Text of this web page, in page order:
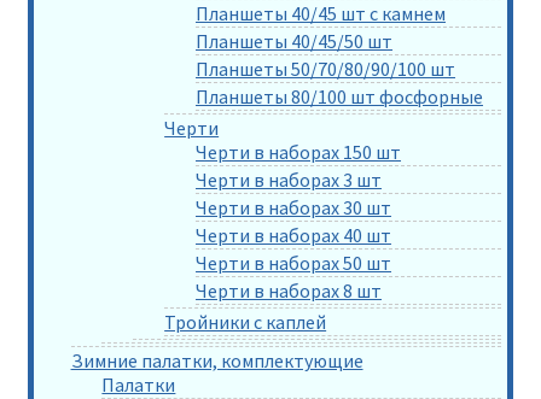
Планшеты 40/45 шт с камнем
Планшеты 40/45/50 шт
Планшеты 50/70/80/90/100 шт
Планшеты 80/100 шт фосфорные
Черти
Черти в наборах 150 шт
Черти в наборах 3 шт
Черти в наборах 30 шт
Черти в наборах 40 шт
Черти в наборах 50 шт
Черти в наборах 8 шт
Тройники с каплей
Зимние палатки, комплектующие
Палатки